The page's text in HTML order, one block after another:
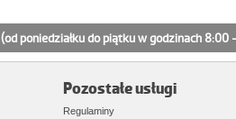
(od poniedziałku do piątku w godzinach 8:00
Pozostałe usługi
Regulaminy